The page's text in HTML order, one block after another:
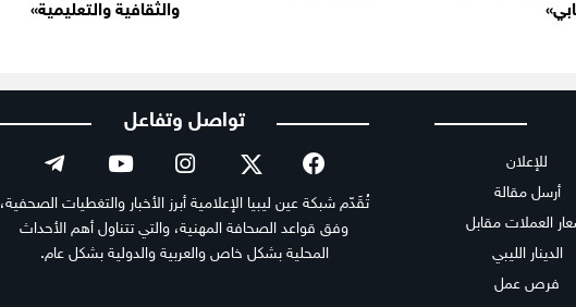
والثقافية والتعليمية»
للإعلان
أرسل مقالة
العملات مقابل
الدينار الليبي
فرص عمل
تواصل وتفاعل
تُقَدّم شبكة عين ليبيا الإعلامية أبرز الأخبار والتغطيات الصحفية،
وفق قواعد الصحافة المهنية، والتي تتناول أهم الأحداث
المحلية بشكل خاص والعربية والدولية بشكل عام.